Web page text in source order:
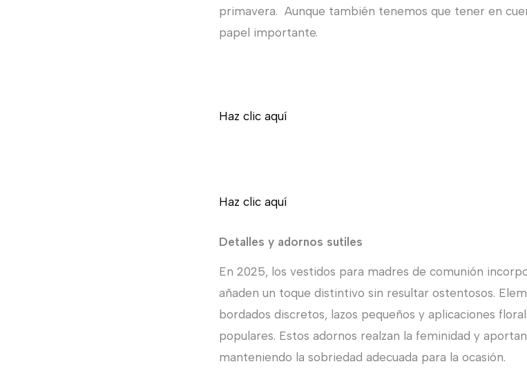
primavera. Aunque también tenemos que tener en
papel importante.
Haz clic aquí
Haz clic aquí
Detalles y adornos sutiles
En 2025, los vestidos para madres de comunión
añaden un toque distintivo sin resultar ostentosos.
bordados discretos, lazos pequeños y aplicaciones
populares. Estos adornos realzan la feminidad y
manteniendo la sobriedad adecuada para la ocasión.